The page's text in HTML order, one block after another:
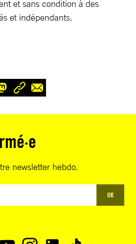
et sans condition à des
et indépendants.
newsletter hebdo.
OK